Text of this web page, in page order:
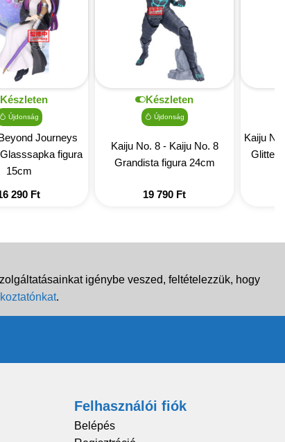
Készleten
Újdonság
Journeys
figura
15cm
290 Ft
Készleten
Újdonság
Kaiju No. 8 - Kaiju No. 8
Grandista figura 24cm
19 790 Ft
Kaiju
Glitter
igénybe veszed, feltételezzük, hogy
.
Felhasználói fiók
Belépés